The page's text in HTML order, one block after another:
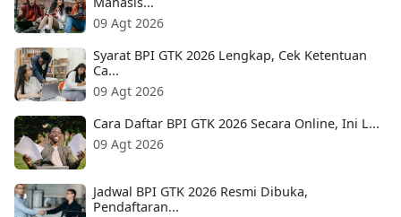
09 Agt 2026
Syarat BPI GTK 2026 Lengkap, Cek Ketentuan
Ca...
09 Agt 2026
Cara Daftar BPI GTK 2026 Secara Online, Ini L...
09 Agt 2026
Jadwal BPI GTK 2026 Resmi Dibuka,
Pendaftaran...